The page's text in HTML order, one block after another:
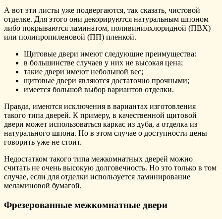
А вот эти листы уже подвергаются, так сказать, чистовой
отделке. Для этого они декорируются натуральным шпоном
либо покрываются ламинатом, поливинилхлоридной (ПВХ)
или полипропиленовой (ПП) пленкой.
Щитовые двери имеют следующие преимущества:
в большинстве случаев у них не высокая цена;
такие двери имеют небольшой вес;
щитовые двери являются достаточно прочными;
имеется большой выбор вариантов отделки.
Правда, имеются исключения в вариантах изготовления
такого типа дверей. К примеру, в качественной щитовой
двери может использоваться каркас из дуба, а отделка из
натурального шпона. Но в этом случае о доступности цены
говорить уже не стоит.
Недостатком такого типа межкомнатных дверей можно
считать не очень высокую долговечность. Но это только в том
случае, если для отделки используется ламинирование
меламиновой бумагой.
Фрезерованные межкомнатные двери